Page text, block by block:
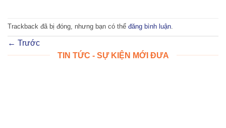
Trackback đã bị đóng, nhưng bạn có thể đăng bình luận
← Trước
TIN TỨC - SỰ KIỆN MỚI ĐƯA